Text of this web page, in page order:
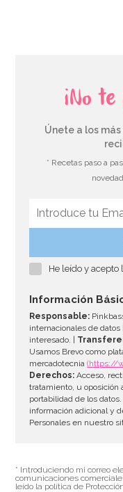
¡No
Únete a los
* Recetas paso a
He leído y acepto
Información
Responsable:
internacionales de datos |
interesado. |
Usamos Brevo como
mercadotecnia(https://
Derechos: Acceso,
tratamiento, u oposición
portabilidad de los datos. |
información adicional y
Personales en nuestro
* Introduciendo mi correo
comunicaciones
leído la política de